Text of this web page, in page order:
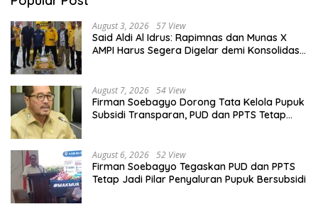
August 3, 2026 57 View
Said Aldi Al Idrus: Rapimnas dan Munas X
AMPI Harus Segera Digelar demi Konsolidasi
August 7, 2026 54 View
Firman Soebagyo Dorong Tata Kelola Pupuk
Subsidi Transparan, PUD dan PPTS Tetap
August 6, 2026 52 View
Firman Soebagyo Tegaskan PUD dan PPTS
Tetap Jadi Pilar Penyaluran Pupuk Bersubsidi